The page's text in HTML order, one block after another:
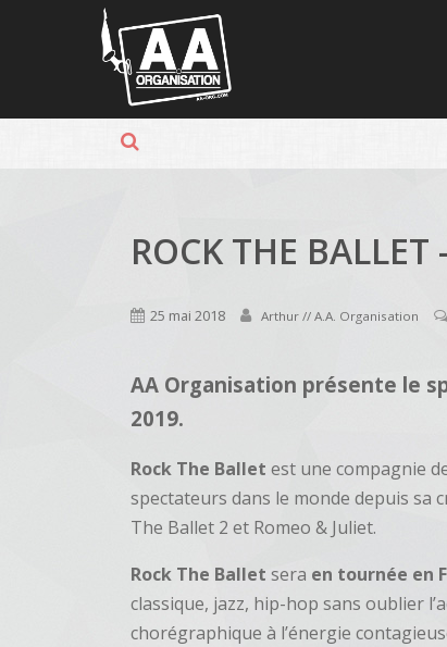
Panneau de gestion des cookies
ROCK THE
25 mai 2018 Arthur // A.A. Organisation
AA Organisation présente le
2019.
Rock The Balletest une compagnie
spectateurs dans le monde depuis sa
The Ballet 2 et Romeo & Juliet.
Rock The Balletsera en tournée en
classique, jazz, hip-hop sans oublier
chorégraphique à l’énergie